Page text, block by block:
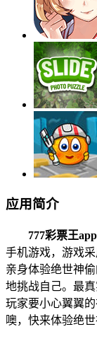
应用简介
777彩票王
手机游戏，游戏
亲身体验绝世神
地挑战自己。最
玩家要小心翼翼
噢，快来体验绝